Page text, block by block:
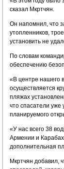
сказал Мкртчян.
Он напомнил, что
утопленников,
установить не
По словам
обеспечению
«В центре нашего
осуществляется
пляжах
что спасатели уже
планируемого
«У нас всего 38
Армении и
дополнительная
Мкртчян добавил,